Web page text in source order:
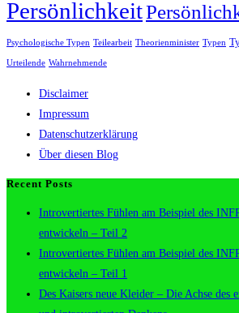
Persönlichkeit
Psychologische Typen Teilearbeit Theorienminister Typen
Urteilende Wahrnehmende
Disclaimer
Impressum
Datenschutzerklärung
Über diesen Blog
Recent Posts
Introvertiertes Fühlen am Beispiel des
entwickeln – Teil 2
Introvertiertes Fühlen am Beispiel des
entwickeln – Teil 1
Des Kaisers neue Kleider – Die Achse des